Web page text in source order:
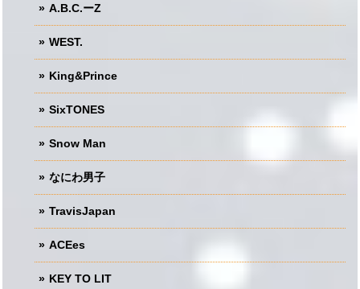
A.B.C.ーZ
WEST.
King&Prince
SixTONES
Snow Man
なにわ男子
TravisJapan
ACEes
KEY TO LIT